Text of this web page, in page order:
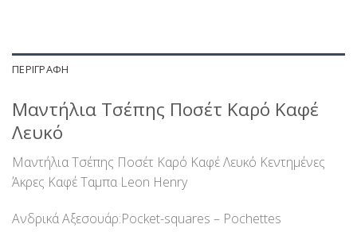
ΠΕΡΙΓΡΑΦΉ
Μαντήλια Τσέπης Ποσέτ Καρό Καφέ
Λευκό
Μαντήλια Τσέπης Ποσέτ Καρό Καφέ Λευκό Κεντημένες
Άκρες Καφέ Ταμπα Leon Henry
Ανδρικά Αξεσουάρ:Pocket-squares – Pochettes